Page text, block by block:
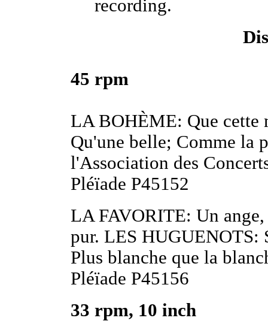
recording.
45 rpm
LA BOHÈME: Que cette
Qu'une belle; Comme la
l'Association des
Pléïade P45152
LA FAVORITE: Un
pur. LES HUGUENOTS:
Plus blanche que la
Pléïade P45156
33 rpm, 10 inch